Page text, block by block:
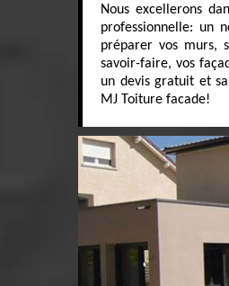
Nous excellerons
professionnelle: un
préparer vos murs,
savoir-faire, vos
un devis gratuit et
MJ Toiture facade!